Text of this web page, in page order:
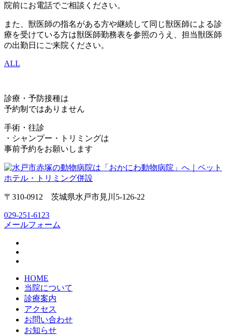
院前にお電話でご相談ください。
また、獣医師の指名がある方や継続して同じ獣医師による診
療を受けている方は獣医師勤務表を参照のうえ、担当獣医師
の出勤日にご来院ください。
ALL
診療・予防接種は
予約制ではありません
手術・往診
・シャンプー・トリミングは
事前予約をお願いします
〒310-0912 茨城県水戸市見川5-126-22
029-251-6123
メールフォーム
HOME
当院について
診療案内
アクセス
お問い合わせ
お知らせ